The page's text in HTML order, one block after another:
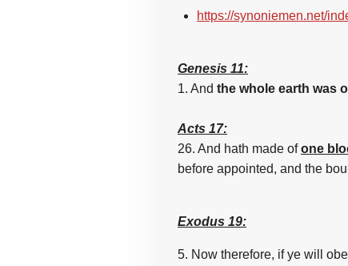
https://synoniemen.net/
Genesis 11:
1. And the whole earth was
Acts 17:
26. And hath made ofone
before appointed, and the
Exodus 19:
5. Now therefore, if ye will